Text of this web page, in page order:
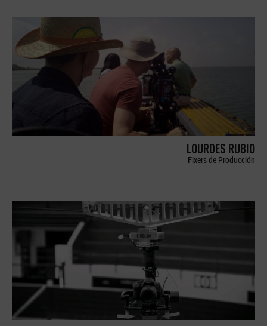
LOURDES RUBIO
Fixers de Producción